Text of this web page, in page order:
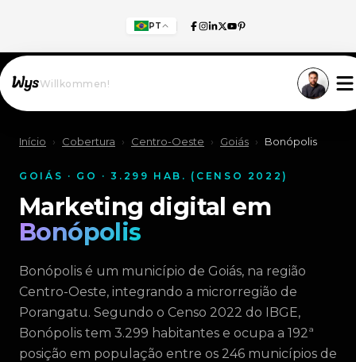
PT
Willkommen!
Início › Cobertura › Centro-Oeste › Goiás › Bonópolis
GOIÁS · GO · 3.299 HAB. (CENSO 2022)
Marketing digital em
Bonópolis
Bonópolis é um município de Goiás, na região
Centro-Oeste, integrando a microrregião de
Porangatu. Segundo o Censo 2022 do IBGE,
Bonópolis tem 3.299 habitantes e ocupa a 192ª
posição em população entre os 246 municípios de